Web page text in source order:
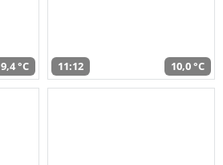
9,4 °C 11:12 10,0 °C